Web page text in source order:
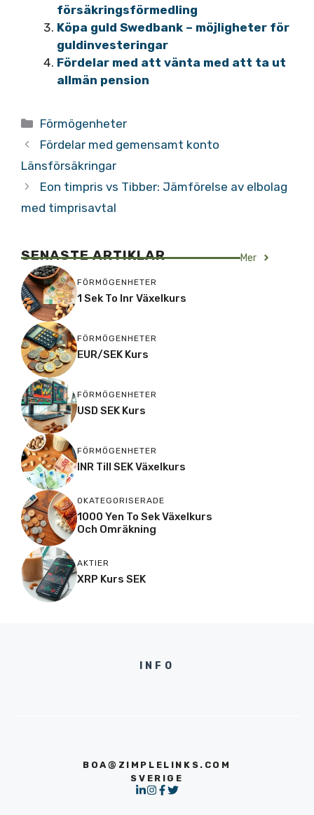
försäkringsförmedling
Köpa guld Swedbank – möjligheter för
guldinvesteringar
Fördelar med att vänta med att ta ut
allmän pension
Kategorier
Förmögenheter
Fördelar med gemensamt konto
Länsförsäkringar
Eon timpris vs Tibber: Jämförelse av elbolag
med timprisavtal
SENASTE ARTIKLAR Mer
FÖRMÖGENHETER
1 Sek To Inr Växelkurs
FÖRMÖGENHETER
EUR/SEK Kurs
FÖRMÖGENHETER
USD SEK Kurs
FÖRMÖGENHETER
INR Till SEK Växelkurs
OKATEGORISERADE
1000 Yen To Sek Växelkurs
Och Omräkning
AKTIER
XRP Kurs SEK
INFO
BOA@ZIMPLELINKS.COM
SVERIGE